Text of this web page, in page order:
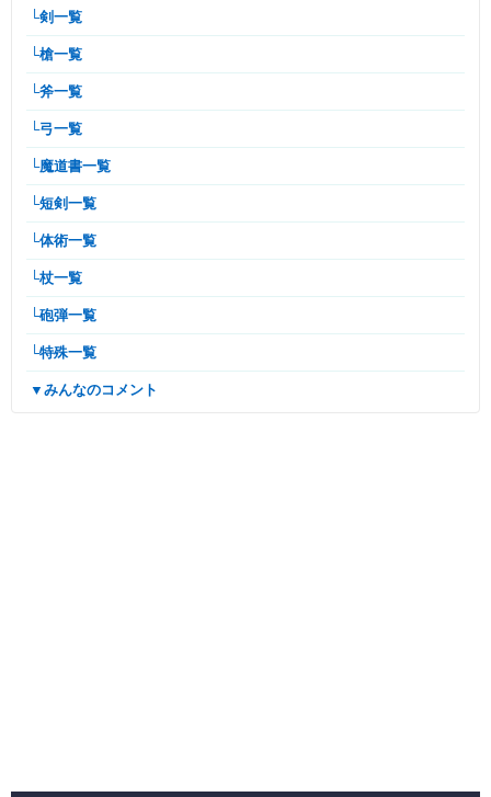
└剣一覧
└槍一覧
└斧一覧
└弓一覧
└魔道書一覧
└短剣一覧
└体術一覧
└杖一覧
└砲弾一覧
└特殊一覧
▼みんなのコメント